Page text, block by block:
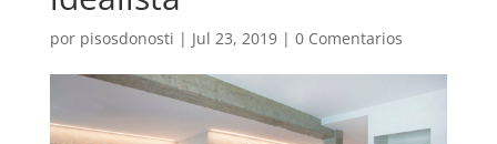
por pisosdonosti | Jul 23, 2019| 0 Comentarios